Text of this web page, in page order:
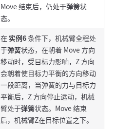
Move 结束后，仍处于弹簧状
态。
在 实例6条件下，机械臂全程处
于弹簧状态，在朝着 Move 方向
移动时，受目标力影响，Z 方向
会朝着使目标力平衡的方向移动
一段距离，当弹簧的力与目标力
平衡后，Z 方向停止运动，机械
臂处于弹簧状态。Move 结束
后，机械臂Z在目标位置之下。